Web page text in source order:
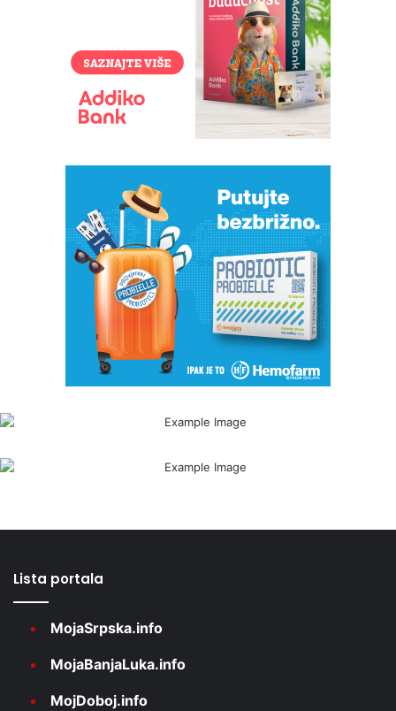
Lista portala
MojaSrpska.info
MojaBanjaLuka.info
MojDoboj.info